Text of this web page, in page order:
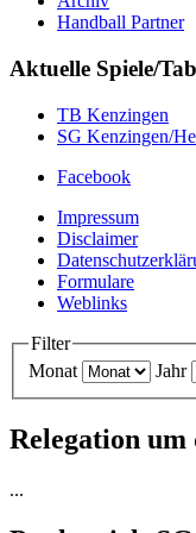
Handball Partner
Aktuelle Spiele/
TB Kenzingen
SG Kenzingen/
Facebook
Impressum
Disclaimer
Formulare
Weblinks
Filter
Monat
Jahr
Relegation um
...